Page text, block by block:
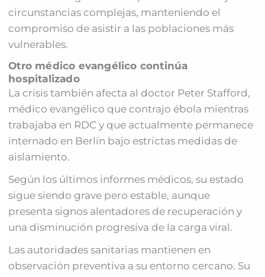
circunstancias complejas, manteniendo el
compromiso de asistir a las poblaciones más
vulnerables.
Otro médico evangélico continúa
hospitalizado
La crisis también afecta al doctor Peter Stafford,
médico evangélico que contrajo ébola mientras
trabajaba en RDC y que actualmente permanece
internado en Berlín bajo estrictas medidas de
aislamiento.
Según los últimos informes médicos, su estado
sigue siendo grave pero estable, aunque
presenta signos alentadores de recuperación y
una disminución progresiva de la carga viral.
Las autoridades sanitarias mantienen en
observación preventiva a su entorno cercano. Su